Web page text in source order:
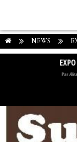
NEWS
Par